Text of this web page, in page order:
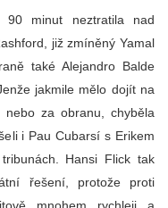
90 minut neztratila nad
již zmíněný Yamal
také Alejandro Balde
jakmile mělo dojít na
za obranu, chyběla
i Pau Cubarsí s Erikem
Hansi Flick tak
řešení, protože proti